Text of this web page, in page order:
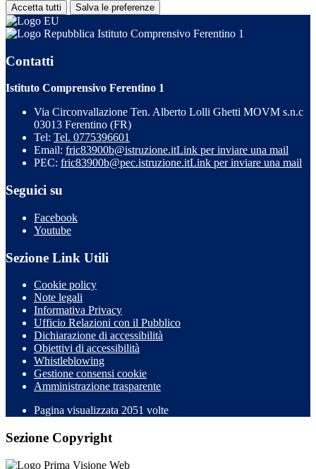
Accetta tutti Salva le preferenze
Istituto Comprensivo Ferentino 1
Contatti
Istituto Comprensivo Ferentino 1
Via Circonvallazione Ten. Alberto Lolli Ghetti MOVM s.n.c
03013 Ferentino (FR)
Tel: Tel. 0775396601
Email: fric83900b@istruzione.itLink per inviare una mail
PEC: fric83900b@pec.istruzione.itLink per inviare una mail
Seguici su
Facebook
Youtube
Sezione Link Utili
Cookie policy
Note legali
Informativa Privacy
Ufficio Relazioni con il Pubblico
Dichiarazione di accessibilità
Obiettivi di accessibilità
Whistleblowing
Gestione consensi cookie
Amministrazione trasparente
Pagina visualizzata 2051 volte
Sezione Copyright